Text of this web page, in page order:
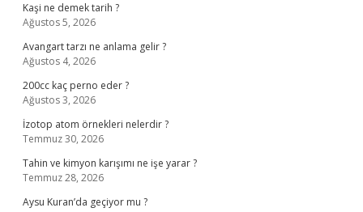
Kaşi ne demek tarih ?
Ağustos 5, 2026
Avangart tarzı ne anlama gelir ?
Ağustos 4, 2026
200cc kaç perno eder ?
Ağustos 3, 2026
İzotop atom örnekleri nelerdir ?
Temmuz 30, 2026
Tahin ve kimyon karışımı ne işe yarar ?
Temmuz 28, 2026
Aysu Kuran’da geçiyor mu ?